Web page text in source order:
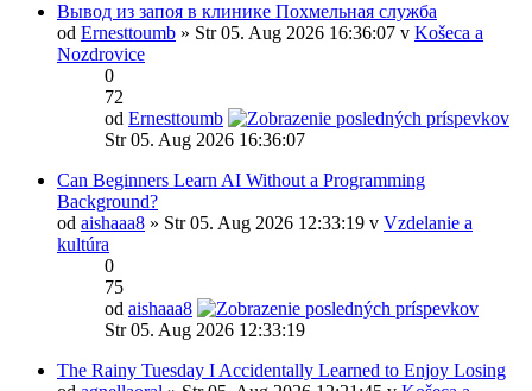
Вывод из запоя в клинике Похмельная служба
od Ernesttoumb » Str 05. Aug 2026 16:36:07 v Košeca a
Nozdrovice
0
72
od Ernesttoumb
Str 05. Aug 2026 16:36:07
Can Beginners Learn AI Without a Programming
Background?
od aishaaa8 » Str 05. Aug 2026 12:33:19 v Vzdelanie a
kultúra
0
75
od aishaaa8
Str 05. Aug 2026 12:33:19
The Rainy Tuesday I Accidentally Learned to Enjoy Losing